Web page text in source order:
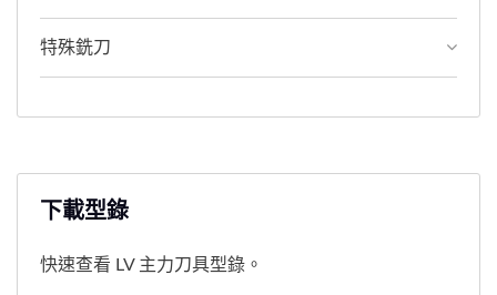
特殊銑刀
下載型錄
快速查看 LV 主力刀具型錄。